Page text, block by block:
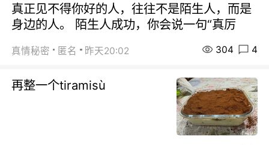
真正见不得你好的人，往往不是陌生人，而是
身边的人。 陌生人成功，你会说一句“真厉
真情秘密 匿名 昨天20:02 304 4
再整一个tiramisù